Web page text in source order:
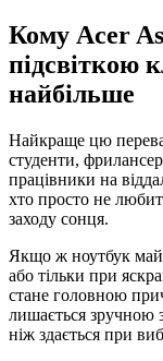
Кому Acer
підсвіткою
найбільше
Найкраще цю
студенти,
працівники на
хто просто не
заходу сонця.
Якщо ж ноутбук
або тільки при
стане головною
лишається зручною
ніж здається при